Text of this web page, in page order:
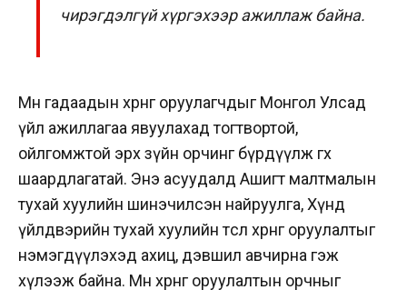
чирэгдэлгүй хүргэхээр ажиллаж байна.
Мөн гадаадын хөрөнгө оруулагчдыг Монгол Улсад
үйл ажиллагаа явуулахад тогтвортой,
ойлгомжтой эрх зүйн орчинг бүрдүүлж өгөх
шаардлагатай. Энэ асуудалд Ашигт малтмалын
тухай хуулийн шинэчилсэн найруулга, Хүнд
үйлдвэрийн тухай хуулийн төсөл хөрөнгө оруулалтыг
нэмэгдүүлэхэд ахиц, дэвшил авчирна гэж
хүлээж байна. Мөн хөрөнгө оруулалтын орчныг